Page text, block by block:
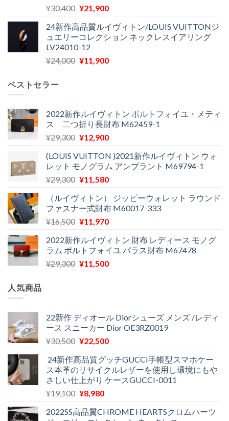
¥27,200
し
た。
は
で
す。
¥30,400 元
価
格
は
¥30,400
¥21,900現
の
価
は
24新作高品質ルイヴィトン/LOUIS VUITTONジ
ュエリーコレクション ネックレスイアリング
LV24010-12
¥24,000 元
¥24,000
で
し
¥11,900現
は
¥11,900
で
ベストセラー
2022新作ルイヴィトン ポルトフォイユ・メティ
ス 二つ折り長財布 M62459-1
¥29,300 元
価
格
は
で
た。
¥12,900現
の
価
格
¥12,900
で
す。
(LOUIS VUITTON )2021新作ルイヴィトン ウォ
レット モノグラム アンプラント M69794-1
¥29,300 元
価
格
は
で
し
た。
¥11,580現
の
価
格
¥11,580
で
す。
（ルイヴィトン） ジッピーウォレット ラウンド
ファスナー式財布 M60017-333
¥16,500 元
価
格
は
¥11,970現
の
価
格
2022新作ルイヴィトン 財布 レディース モノグ
ラム ポルトフォイユ パラス財布 M67478
¥29,300 元
¥29,300
で
し
¥11,500現
は
¥11,500
で
人気商品
22新作 ディオール Diorシューズ メンズ /レディ
ース スニーカー Dior OE3RZ0019
¥30,500 元
価
格
は
¥30,500
し
¥22,500現
の
価
格
で
24新作高品質グッチGUCCI手帳型スマホケー
ス本革のリサイクルレザーを使用し環境にもや
さしい仕上がり ケースGUCCI-0011
¥19,100 元
価
¥8,980現
の
2022SS高品質CHROME HEARTSクロムハーツ